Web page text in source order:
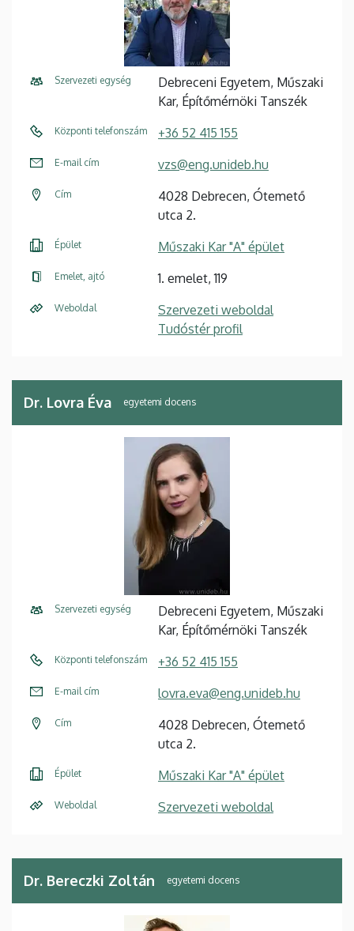
Szervezeti egység
Debreceni Egyetem, Műszaki
Kar, Építőmérnöki Tanszék
Központi telefonszám +36 52 415 155
E-mail cím vzs@eng.unideb.hu
Cím
4028 Debrecen, Ótemető
utca 2.
Épület Műszaki Kar "A" épület
Emelet, ajtó 1. emelet, 119
Weboldal
Szervezeti weboldal
Tudóstér profil
Dr. Lovra Éva egyetemi docens
Szervezeti egység
Debreceni Egyetem, Műszaki
Kar, Építőmérnöki Tanszék
Központi telefonszám +36 52 415 155
E-mail cím lovra.eva@eng.unideb.hu
Cím
4028 Debrecen, Ótemető
utca 2.
Épület Műszaki Kar "A" épület
Weboldal Szervezeti weboldal
Dr. Bereczki Zoltán egyetemi docens